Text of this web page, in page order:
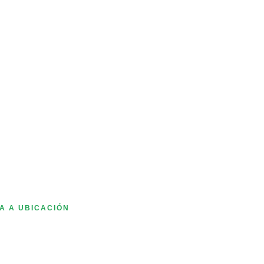
A UBICACIÓN